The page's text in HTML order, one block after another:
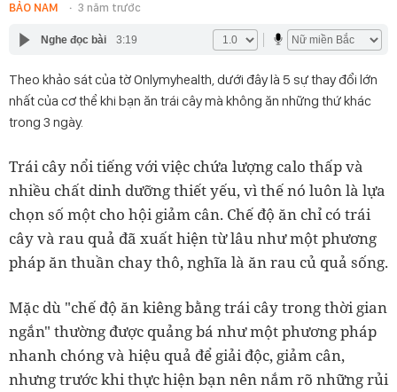
BẢO NAM 3 năm trước
Nghe đọc bài 3:19
Theo khảo sát của tờ Onlymyhealth, dưới đây là 5 sự thay đổi lớn
nhất của cơ thể khi bạn ăn trái cây mà không ăn những thứ khác
trong 3 ngày.
Trái cây nổi tiếng với việc chứa lượng calo thấp và
nhiều chất dinh dưỡng thiết yếu, vì thế nó luôn là lựa
chọn số một cho hội giảm cân. Chế độ ăn chỉ có trái
cây và rau quả đã xuất hiện từ lâu như một phương
pháp ăn thuần chay thô, nghĩa là ăn rau củ quả sống.
Mặc dù "chế độ ăn kiêng bằng trái cây trong thời gian
ngắn" thường được quảng bá như một phương pháp
nhanh chóng và hiệu quả để giải độc, giảm cân,
nhưng trước khi thực hiện bạn nên nắm rõ những rủi